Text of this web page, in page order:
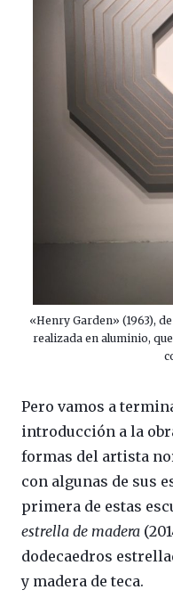
«Henry Garden» (1963),
realizada en aluminio,
Pero vamos a
introducción a la
formas del artista
con algunas de sus
primera de estas
estrella de madera
dodecaedros
y madera de teca.